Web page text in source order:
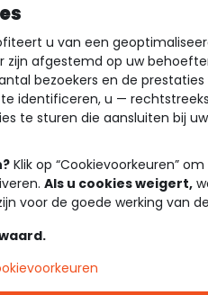
19:00
Diensten
Levering in de winkel
Tape à l'oeil cadeaubon
Geef de vrijheid om te kiezen!
en in de winkel. Ze zijn het
Loyaliteitsprogramma
Beloon je loyaliteit! Verdien
u van een
afgestemd op uw
bezoekers en de prestaties
identificeren, u —
te sturen die aansluiten bij
Klik op “Cookievoorkeuren”
Als u cookies weigert,
voor de goede werking van